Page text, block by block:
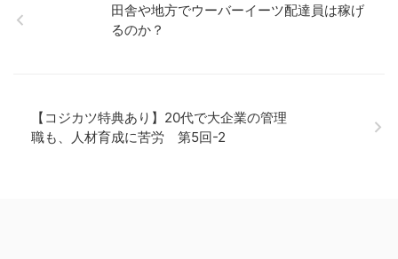
田舎や地方でウーバーイーツ配達員は稼げ
るのか？
【コジカツ特典あり】20代で大企業の管理
職も、人材育成に苦労 第5回-2